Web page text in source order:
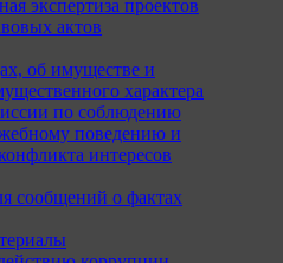
экспертиза проектов
актов
об имуществе и
характера
по соблюдению
поведению и
интересов
сообщений о фактах